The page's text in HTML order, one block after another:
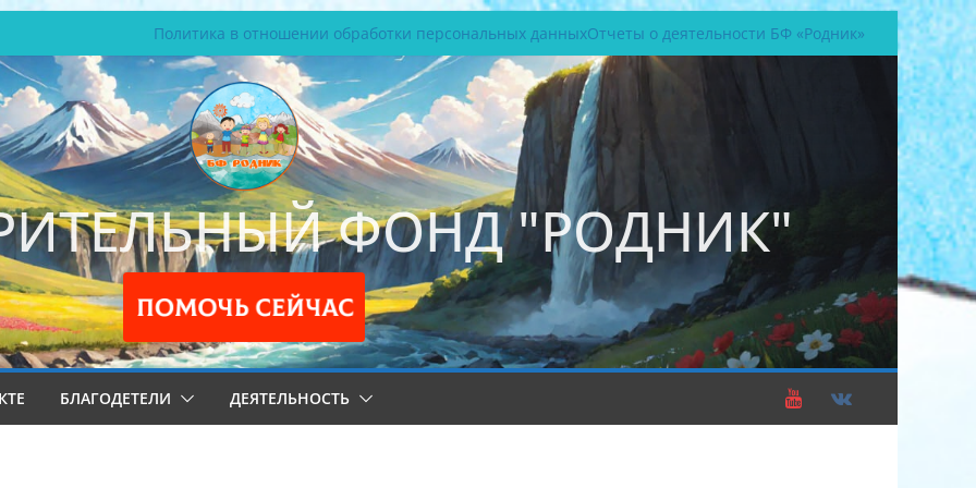
Политика в отношении обработки персональных данныхОтчеты о деятельности БФ «Родник»
ФОНД "РОДНИК"
БЛАГОДЕТЕЛИ ДЕЯТЕЛЬНОСТЬ